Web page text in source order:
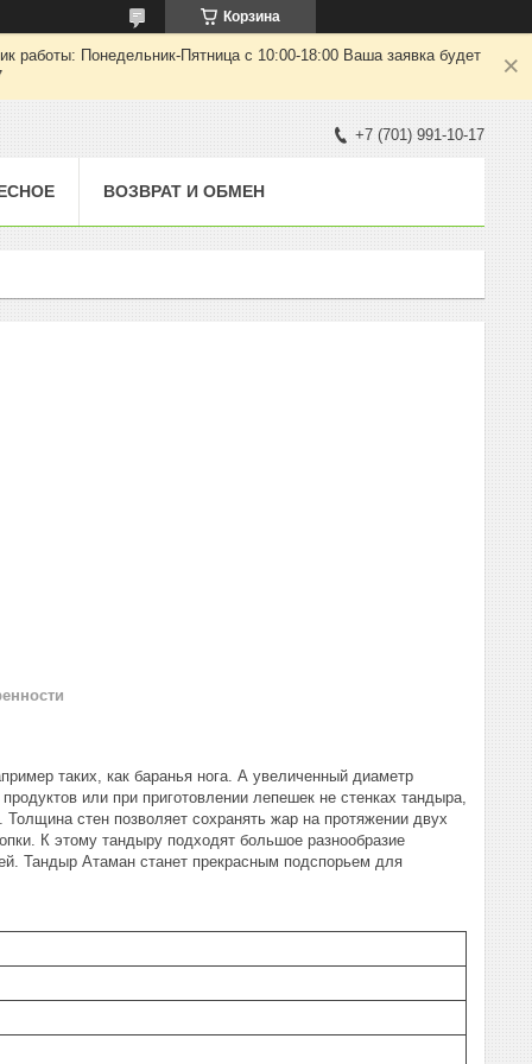
Корзина
работы: Понедельник-Пятница с 10:00-18:00 Ваша заявка будет
+7 (701) 991-10-17
ВОЗВРАТ И ОБМЕН
таких, как баранья нога. А увеличенный диаметр
или при приготовлении лепешек не стенках тандыра,
Толщина стен позволяет сохранять жар на протяжении двух
К этому тандыру подходят большое разнообразие
Тандыр Атаман станет прекрасным подспорьем для